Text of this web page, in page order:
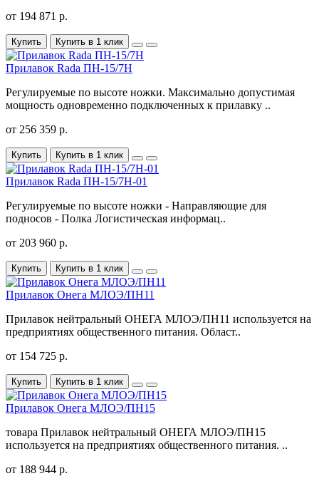
от 194 871 р.
Купить Купить в 1 клик
Прилавок Rada ПН-15/7Н
Регулируемые по высоте ножки. Максимально допустимая
мощность одновременно подключенных к прилавку ..
от 256 359 р.
Купить Купить в 1 клик
Прилавок Rada ПН-15/7Н-01
Регулируемые по высоте ножки - Направляющие для
подносов - Полка Логистическая информац..
от 203 960 р.
Купить Купить в 1 клик
Прилавок Онега МЛОЭ/ПН11
Прилавок нейтральный ОНЕГА МЛОЭ/ПН11 используется на
предприятиях общественного питания. Област..
от 154 725 р.
Купить Купить в 1 клик
Прилавок Онега МЛОЭ/ПН15
товара Прилавок нейтральный ОНЕГА МЛОЭ/ПН15
используется на предприятиях общественного питания. ..
от 188 944 р.